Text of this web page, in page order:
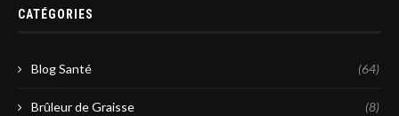
CATÉGORIES
Blog Santé (64)
Brûleur de Graisse (8)